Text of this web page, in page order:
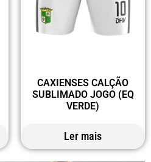
CAXIENSES CALÇÃO
SUBLIMADO JOGO (EQ
VERDE)
Ler mais